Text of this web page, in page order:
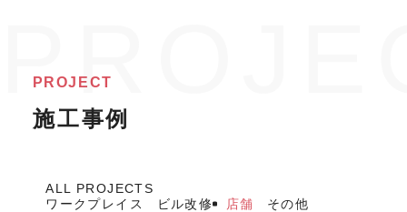
PROJECT
施工事例
ALL PROJECTS
ワークプレイス
ビル改修 店舗 その他